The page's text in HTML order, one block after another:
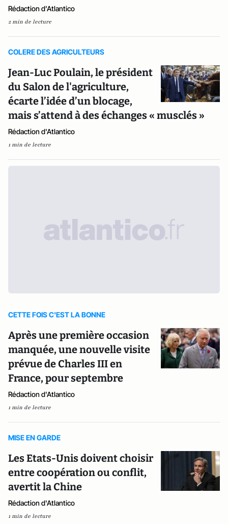
Rédaction d'Atlantico
2 min de lecture
COLERE DES AGRICULTEURS
Jean-Luc Poulain, le président
du Salon de l'agriculture,
écarte l’idée d’un blocage,
mais s’attend à des échanges « musclés »
Rédaction d'Atlantico
1 min de lecture
CETTE FOIS C'EST LA BONNE
Après une première occasion
manquée, une nouvelle visite
prévue de Charles III en
France, pour septembre
Rédaction d'Atlantico
1 min de lecture
MISE EN GARDE
Les Etats-Unis doivent choisir
entre coopération ou conflit,
avertit la Chine
Rédaction d'Atlantico
1 min de lecture